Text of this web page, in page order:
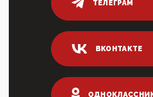
80% сирийцев в ФРГ должны
04:47, 10 Апреля 2026
ИНН для переводов по СБП это
логических двухЗаполнение
переводах по ...
03:35, 10 Апреля 2026
ТЕЛЕГРАМ
ВКОНТАКТЕ